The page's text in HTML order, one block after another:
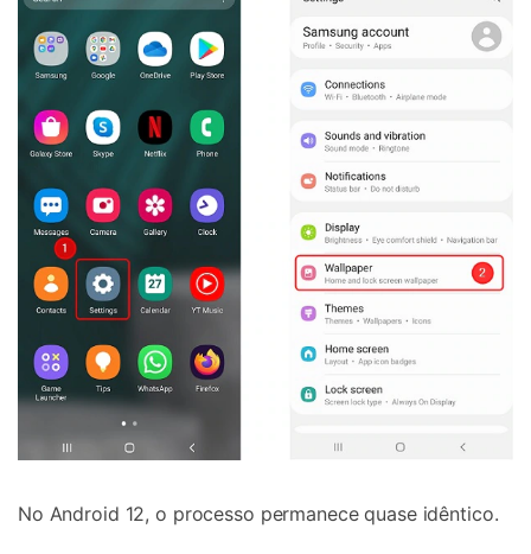
No Android 12, o processo permanece quase idêntico.